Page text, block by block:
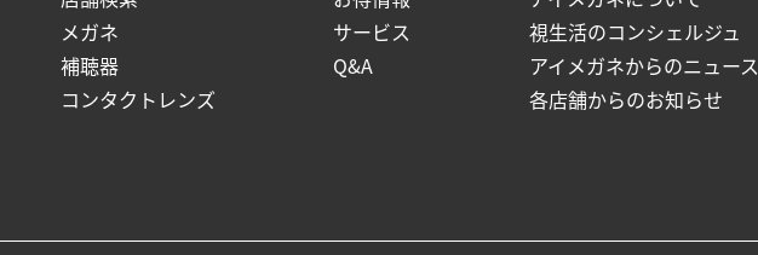
メガネ
補聴器
コンタクトレンズ
サービス
Q&A
視生活のコンシェルジュ
アイメガネからのニュース
各店舗からのお知らせ